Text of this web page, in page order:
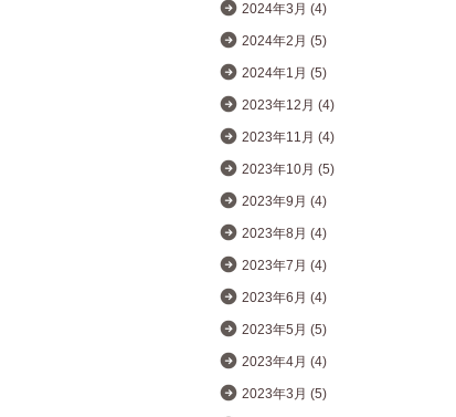
2024年3月 (4)
2024年2月 (5)
2024年1月 (5)
2023年12月 (4)
2023年11月 (4)
2023年10月 (5)
2023年9月 (4)
2023年8月 (4)
2023年7月 (4)
2023年6月 (4)
2023年5月 (5)
2023年4月 (4)
2023年3月 (5)